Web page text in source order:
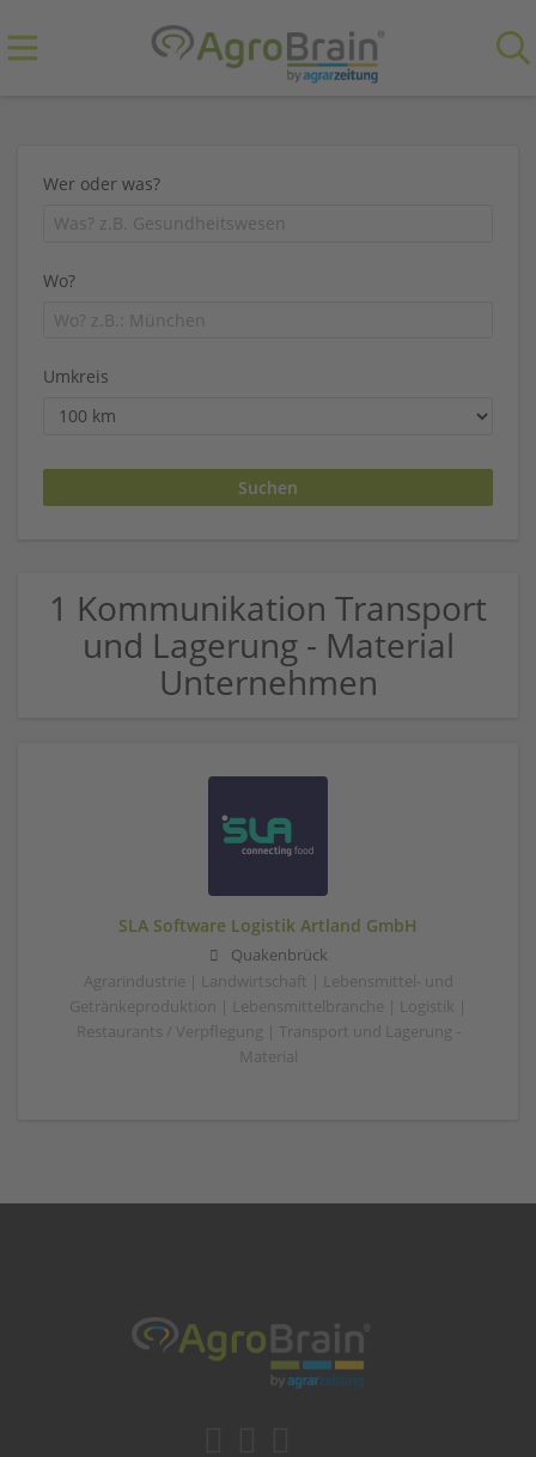
Wer oder was?
Wo?
Umkreis
1 Kommunikation Transport
und Lagerung - Material
Unternehmen
SLA Software Logistik Artland GmbH
Quakenbrück
Agrarindustrie | Landwirtschaft | Lebensmittel- und
Getränkeproduktion | Lebensmittelbranche | Logistik |
Restaurants / Verpflegung | Transport und Lagerung -
Material